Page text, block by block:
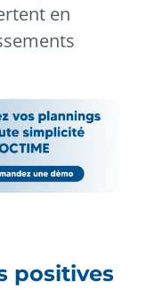
en
positives